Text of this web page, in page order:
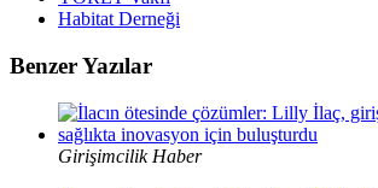
Habitat Derneği
Benzer Yazılar
Girişimcilik Haber